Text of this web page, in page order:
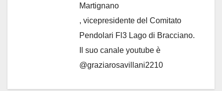
Martignano
, vicepresidente del Comitato
Pendolari Fl3 Lago di Bracciano.
Il suo canale youtube è
@graziarosavillani2210